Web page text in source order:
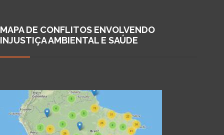
MAPA DE CONFLITOS ENVOLVENDO
INJUSTIÇA AMBIENTAL E SAÚDE